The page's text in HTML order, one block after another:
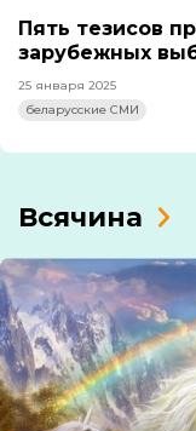
Пять тезисов
зарубежных
25 января 2025
беларусские СМИ
Всячина